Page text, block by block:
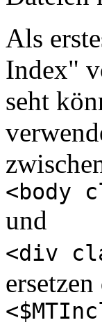
Als
Index"
seht
<body
und
<div